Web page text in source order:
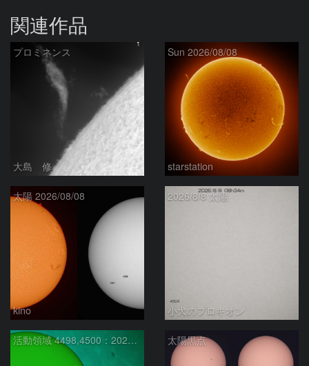
関連作品
プロミネンス
大島 修
Sun 2026/08/08
starstation
太陽 2026/08/08
kino
2026/8/8 太陽
小犬のプロキオン
活動領域 4498,4500：2026/08/08 太陽黒点